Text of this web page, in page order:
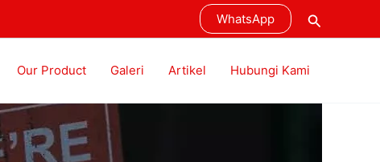
WhatsApp Cari
Our Product Galeri Artikel Hubungi Kami